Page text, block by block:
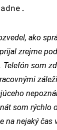
ako
zrejme
Telefón som
som rýchlo
na nejaký